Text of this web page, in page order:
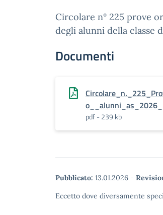
Circolare n° 225 prove
degli alunni della classe
Documenti
pdf - 239 kb
Pubblicato: 13.01.2026 -
Eccetto dove diversamente